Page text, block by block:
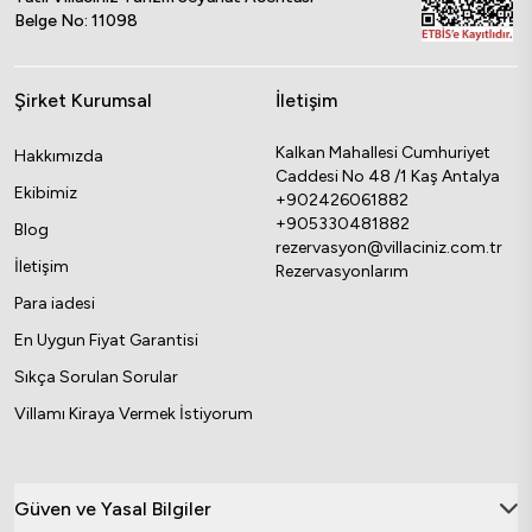
sunduğu TÜRSAB onaylı güvenilir hizmeti
alternatifi kolayca bulabilirsiniz.
başlamadan önce
deniz manzaralı villaseçeneklerini
inceleyebilirsiniz.
Plaja Yakın Villalar Hangi
Özelliklere Sahiptir?
Denize yakın villalar hem fiziksel hem de
villalarda konakladığınızda kendinizi bir otel
mekanlar konaklama deneyimini iyileştirir.
Belge No: 11098
Şirket Kurumsal
Hakkımızda
Ekibimiz
Blog
İletişim
Para iadesi
En Uygun Fiyat Garantisi
Sıkça Sorulan Sorular
Villamı Kiraya Vermek İstiyorum
İletişim
Kalkan Mahallesi Cumhuriyet
Caddesi No 48 /1 Kaş Antalya
+902426061882
+905330481882
rezervasyon@villaciniz.com.tr
Rezervasyonlarım
Güven ve Yasal Bilgiler